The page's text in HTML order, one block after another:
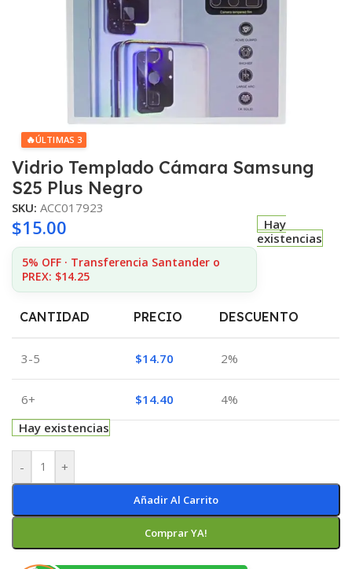
🔥ÚLTIMAS 3
Vidrio Templado Cámara Samsung
S25 Plus Negro
SKU: ACC017923
$15.00
5% OFF · Transferencia Santander o
PREX: $14.25
Hay
existencias
CANTIDAD PRECIO DESCUENTO
3-5 $14.70 2%
6+ $14.40
4%
Hay existencias
- +
Añadir Al Carrito
Comprar YA!